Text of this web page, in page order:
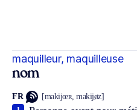
maquilleur, maquilleuse
nom
FR [makijœʀ, makijøz]